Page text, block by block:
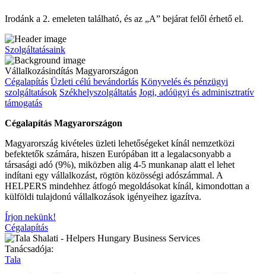
Irodánk a 2. emeleten található, és az „A” bejárat felől érhető el.
Szolgáltatásaink
Vállalkozás­indítás Magyarországon
Cégalapítás Üzleti célú bevándorlás Könyvelés és pénzügyi
szolgáltatások Székhelyszolgáltatás Jogi, adóügyi és adminisztratív
támogatás
Cégalapítás Magyarországon
Magyarország kivételes üzleti lehetőségeket kínál nemzetközi
befektetők számára, hiszen Európában itt a legalacsonyabb a
társasági adó (9%), miközben alig 4-5 munkanap alatt el lehet
indítani egy vállalkozást, rögtön közösségi adószámmal. A
HELPERS mindehhez átfogó megoldásokat kínál, kimondottan a
külföldi tulajdonú vállalkozások igényeihez igazítva.
Írjon nekünk!
Cégalapítás
Tanácsadója:
Tala